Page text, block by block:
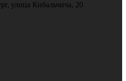
улица Кибальчича, 20